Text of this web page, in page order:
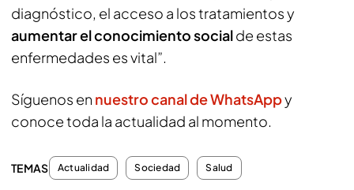
diagnóstico, el acceso a los tratamientos y
aumentar el conocimiento socialde estas
enfermedades es vital”.
Síguenos en nuestro canal de WhatsAppy
conoce toda la actualidad al momento.
TEMAS Actualidad Sociedad Salud